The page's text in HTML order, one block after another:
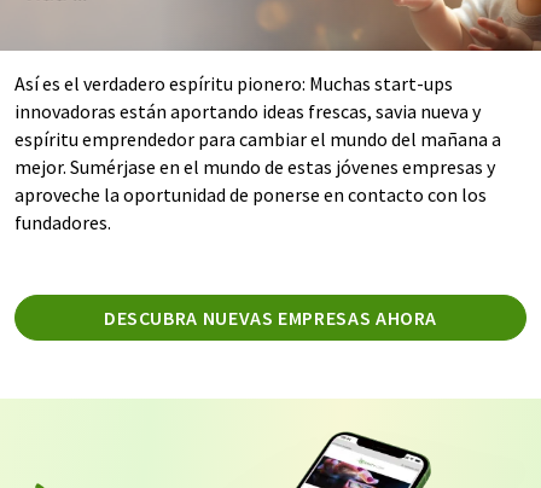
Así es el verdadero espíritu pionero: Muchas start-ups
innovadoras están aportando ideas frescas, savia nueva y
espíritu emprendedor para cambiar el mundo del mañana a
mejor. Sumérjase en el mundo de estas jóvenes empresas y
aproveche la oportunidad de ponerse en contacto con los
fundadores.
DESCUBRA NUEVAS EMPRESAS AHORA